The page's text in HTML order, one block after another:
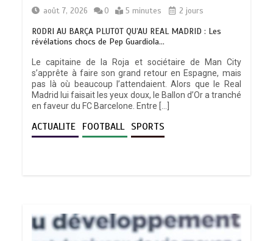
août 7, 2026
0 5 minutes 2 jours
RODRI AU BARÇA PLUTOT QU’AU REAL MADRID : Les
révélations chocs de Pep Guardiola…
Le capitaine de la Roja et sociétaire de Man City
s’apprête à faire son grand retour en Espagne, mais
pas là où beaucoup l’attendaient. Alors que le Real
Madrid lui faisait les yeux doux, le Ballon d’Or a tranché
en faveur du FC Barcelone. Entre […]
ACTUALITE FOOTBALL SPORTS